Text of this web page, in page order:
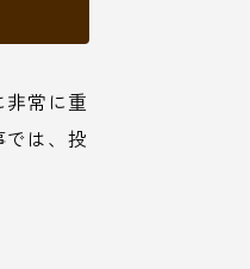
常に重
は、投